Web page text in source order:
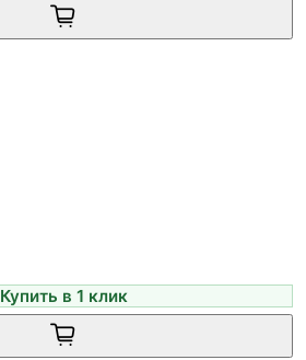
Купить в 1 клик